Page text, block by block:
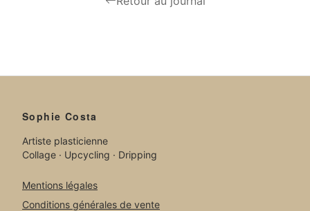
Sophie Costa
Artiste plasticienne
Collage · Upcycling · Dripping
Mentions légales
Conditions générales de vente